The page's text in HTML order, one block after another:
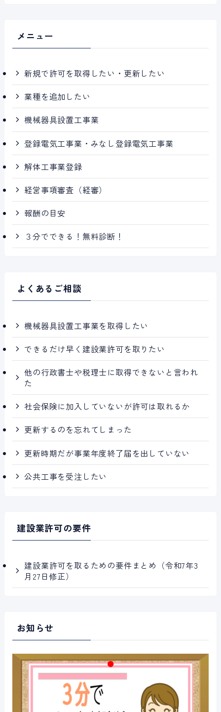
メニュー
新規で許可を取得したい・更新したい
業種を追加したい
機械器具設置工事業
登録電気工事業・みなし登録電気工事業
解体工事業登録
経営事項審査（経審）
報酬の目安
３分でできる！無料診断！
よくあるご相談
機械器具設置工事業を取得したい
できるだけ早く建設業許可を取りたい
他の行政書士や税理士に取得できないと言われ
た
社会保険に加入していないが許可は取れるか
更新するのを忘れてしまった
更新時期だが事業年度終了届を出していない
公共工事を受注したい
建設業許可の要件
建設業許可を取るための要件まとめ（令和7年3
月27日修正）
お知らせ